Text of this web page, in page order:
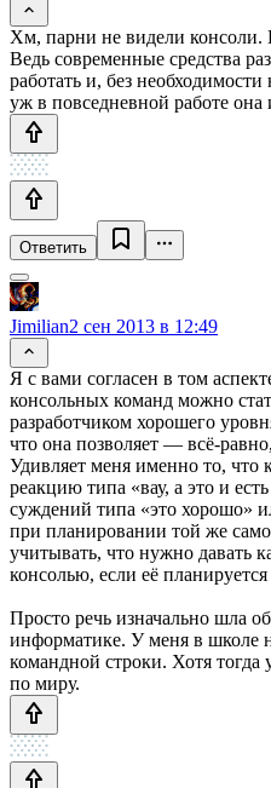
Хм, парни не видели консоли.
Ведь современные средства
работать и, без
уж в повседневной работе она
Ответить
Jimilian2 сен 2013 в 12:49
Я с вами согласен в том
консольных команд можно
разработчиком хорошего
что она позволяет — всё-
Удивляет меня именно то, что
реакцию типа «вау, а это и
суждений типа «это хорошо»
при планировании той же
учитывать, что нужно давать
консолью, если её планируется
Просто речь изначально шла
информатике. У меня в школе
командной строки. Хотя
по миру.